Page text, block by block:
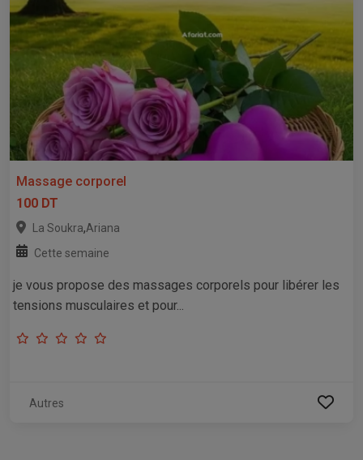
Massage corporel
100 DT
La Soukra,Ariana
Cette semaine
je vous propose des massages corporels pour libérer les
tensions musculaires et pour...
Autres